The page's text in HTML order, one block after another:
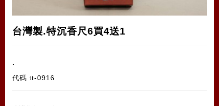
台灣製.特沉香尺6買4送1
.
代碼 tt-0916